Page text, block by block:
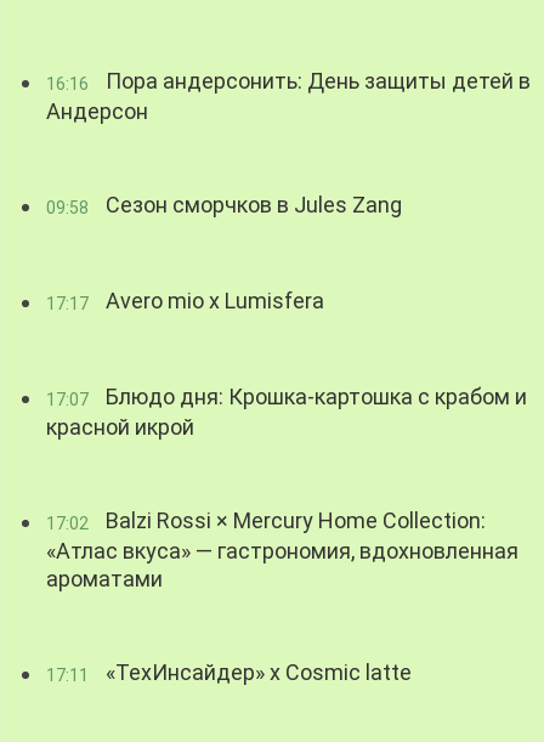
16:16
Пора андерсонить: День защиты детей в
Андерсон
09:58 Сезон сморчков в Jules Zang
17:17 Avero mio x Lumisfera
17:07
Блюдо дня: Крошка-картошка с крабом и
красной икрой
17:02
Balzi Rossi × Mercury Home Collection:
«Атлас вкуса» — гастрономия, вдохновленная
ароматами
17:11 «ТехИнсайдер» х Cosmic latte